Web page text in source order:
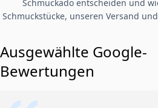
Schmuckado entscheiden und
Schmuckstücke, unseren Versand
Ausgewählte Google-
Bewertungen